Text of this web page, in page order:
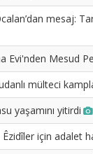
mesaj:
Evi'nden Mesud
mülteci
yaşamını yitirdi
Êzidîler için adalet